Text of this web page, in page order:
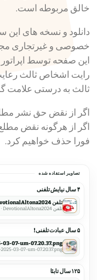
خالق مربوطه است.
دانلود و نسخه های این
خصوصی و غیرتجاری
این صفحه توسط
رایت اشخاص ثالث
ثالث به درستی علامت
اگر از نقض حق نشر
اگر از هرگونه نقض
فورا حذف خواهیم کرد.
تصاویر استفاده شده
۴ سال نیایش تلفنی
تلفن DevotionalAltona2024
تلفن DevotionalAltona2024 · کریستوس کیرشه آلتونا/فری پیک
۵ سال عبادت تلفنی!
07-um-07.20.37.png
۱۲۵ سال تابئا